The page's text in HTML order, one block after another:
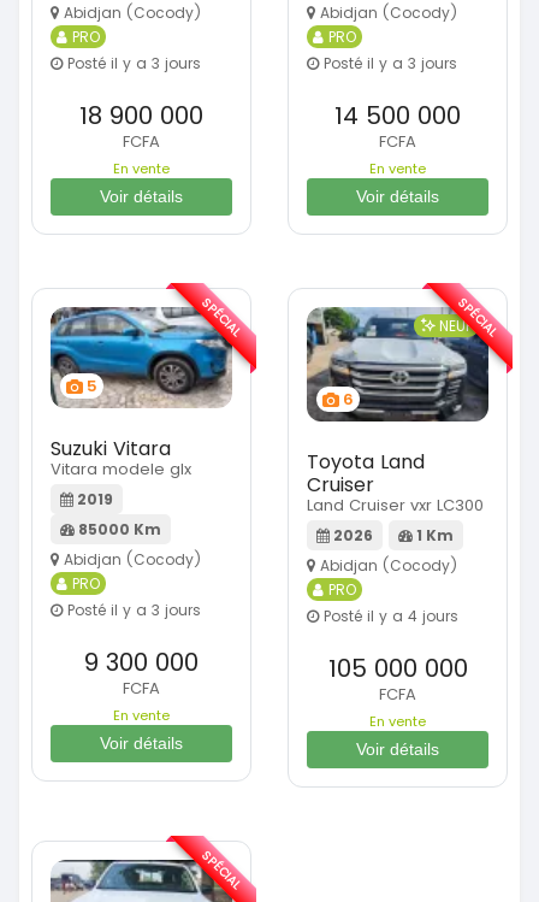
Abidjan (Cocody)
PRO
Posté il y a 3 jours
18 900 000
FCFA
En vente
Voir détails
Abidjan (Cocody)
PRO
Posté il y a 3 jours
14 500 000
FCFA
En vente
Voir détails
5
Suzuki Vitara
Vitara modele glx
2019
85000 Km
Abidjan (Cocody)
PRO
Posté il y a 3 jours
9 300 000
FCFA
En vente
Voir détails
SPÉCIAL
6
NEUF
Toyota Land
Cruiser
Land Cruiser vxr LC300
2026
1 Km
Abidjan (Cocody)
PRO
Posté il y a 4 jours
105 000 000
FCFA
En vente
Voir détails
SPÉCIAL
SPÉCIAL